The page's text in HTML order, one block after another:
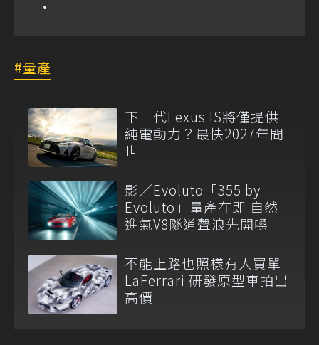
量產
下一代Lexus IS將僅提供
純電動力？最快2027年問
世
影／Evoluto「355 by
Evoluto」量產在即 自然
進氣V8隧道聲浪先開嗓
不能上路也照樣有人買單
LaFerrari 研發原型車拍出
高價